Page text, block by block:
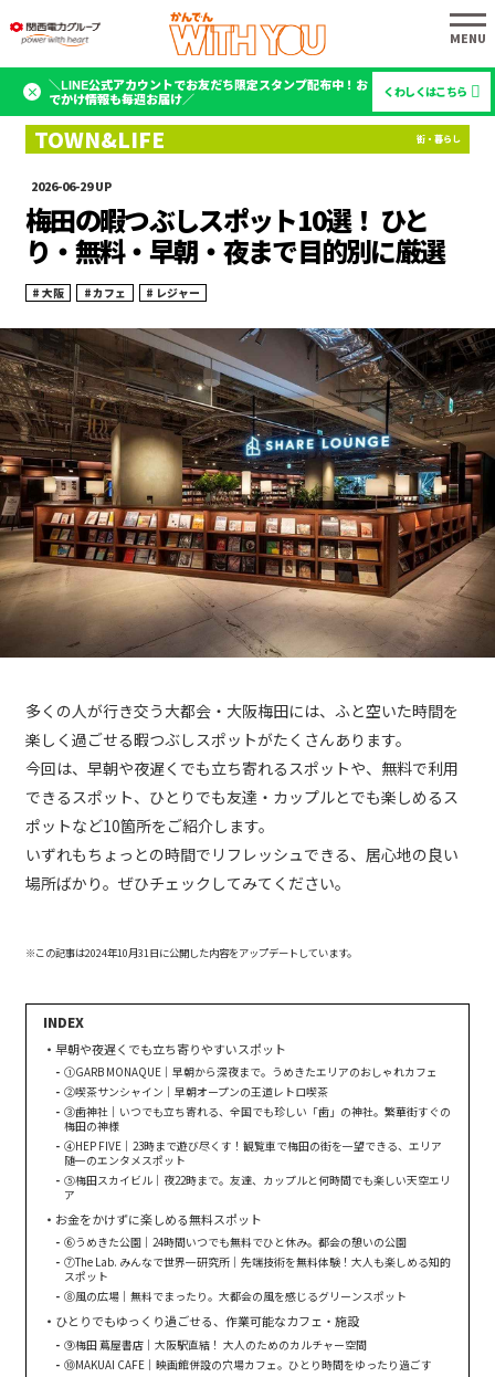
＼LINE公式アカウントでお友だち限定スタンプ配布中！お
でかけ情報も毎週お届け／
くわしくはこちら
2026-06-29
梅田の暇つぶしスポット10選！ ひと
り・無料・早朝・夜まで目的別に厳選
大阪 カフェ レジャー
多くの人が行き交う大都会・大阪梅田には、ふと空いた時間を
楽しく過ごせる暇つぶしスポットがたくさんあります。
今回は、早朝や夜遅くでも立ち寄れるスポットや、無料で利用
できるスポット、ひとりでも友達・カップルとでも楽しめるス
ポットなど10箇所をご紹介します。
いずれもちょっとの時間でリフレッシュできる、居心地の良い
場所ばかり。ぜひチェックしてみてください。
※この記事は2024年10月31日に公開した内容をアップデートしています。
早朝や夜遅くでも立ち寄りやすいスポット
①GARB MONAQUE｜早朝から深夜まで。うめきたエリアのおしゃれカフェ
②喫茶サンシャイン｜早朝オープンの王道レトロ喫茶
③歯神社｜いつでも立ち寄れる、全国でも珍しい「歯」の神社。繁華街すぐの
梅田の神様
④HEP FIVE｜23時まで遊び尽くす！観覧車で梅田の街を一望できる、エリア
随一のエンタメスポット
⑤梅田スカイビル｜夜22時まで。友達、カップルと何時間でも楽しい天空エリ
ア
お金をかけずに楽しめる無料スポット
⑥うめきた公園｜24時間いつでも無料でひと休み。都会の憩いの公園
⑦The Lab. みんなで世界一研究所｜先端技術を無料体験！大人も楽しめる知的
スポット
⑧風の広場｜無料でまったり。大都会の風を感じるグリーンスポット
ひとりでもゆっくり過ごせる、作業可能なカフェ・施設
⑨梅田 蔦屋書店｜大阪駅直結！ 大人のためのカルチャー空間
⑩MAKUAI CAFE｜映画館併設の穴場カフェ。ひとり時間をゆったり過ごす